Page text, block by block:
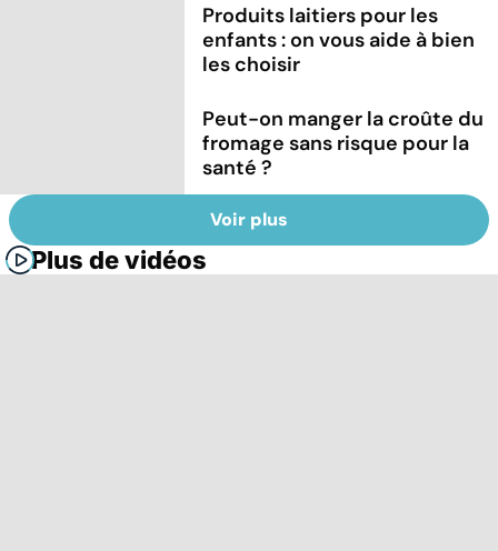
Produits laitiers pour les
enfants : on vous aide à bien
les choisir
Peut-on manger la croûte du
fromage sans risque pour la
santé ?
Voir plus
Plus de vidéos